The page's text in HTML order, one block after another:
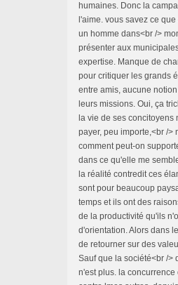
humaines. Donc la
l'aime. vous savez ce
un homme dans<br />
présenter aux
expertise. Manque de
pour critiquer les grands
entre amis, aucune
leurs missions. Oui, ça
la vie de ses
payer, peu importe,<br /
comment peut-on
dans ce qu'elle me
la réalité contredit ces
sont pour beaucoup
temps et ils ont des
de la productivité qu'ils
d'orientation. Alors dans
de retourner sur des
Sauf que la société<br />
n'est plus. la